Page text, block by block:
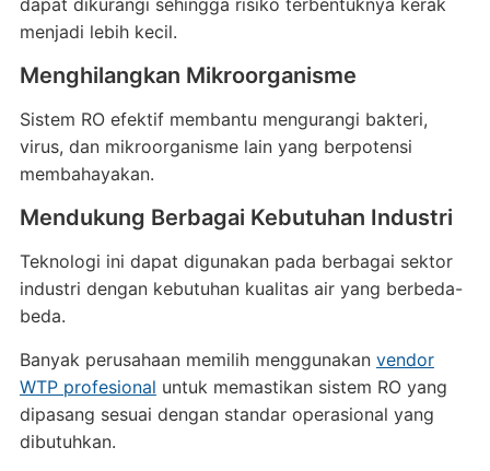
dapat dikurangi sehingga risiko terbentuknya kerak
menjadi lebih kecil.
Menghilangkan Mikroorganisme
Sistem RO efektif membantu mengurangi bakteri,
virus, dan mikroorganisme lain yang berpotensi
membahayakan.
Mendukung Berbagai Kebutuhan Industri
Teknologi ini dapat digunakan pada berbagai sektor
industri dengan kebutuhan kualitas air yang berbeda-
beda.
Banyak perusahaan memilih menggunakan vendor
WTP profesional untuk memastikan sistem RO yang
dipasang sesuai dengan standar operasional yang
dibutuhkan.